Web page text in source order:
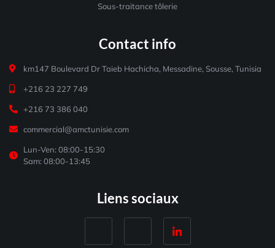
Sous-traitance tôlerie
Contact info
km147 Boulevard Dr Taieb Hachicha, Messadine, Sousse, Tunisia
+216 23 227 749
+216 73 386 040
commercial@amctunisie.com
Lun-Ven: 08:00-15:30
Sam: 08:00-13:45
Liens sociaux